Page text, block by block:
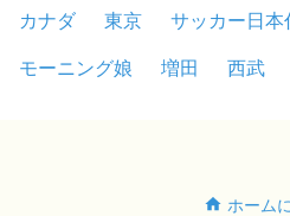
カナダ
東京 サッカー日本
モーニング娘
増田 西武
ホーム